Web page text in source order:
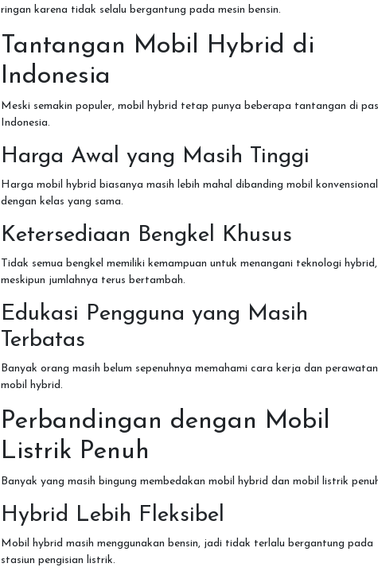
ringan karena tidak selalu bergantung pada mesin bensin.
Tantangan Mobil Hybrid di
Indonesia
Meski semakin populer, mobil hybrid tetap punya beberapa tantangan di
Indonesia.
Harga Awal yang Masih Tinggi
Harga mobil hybrid biasanya masih lebih mahal dibanding mobil konvensional
dengan kelas yang sama.
Ketersediaan Bengkel Khusus
Tidak semua bengkel memiliki kemampuan untuk menangani teknologi hybrid,
meskipun jumlahnya terus bertambah.
Edukasi Pengguna yang Masih
Terbatas
Banyak orang masih belum sepenuhnya memahami cara kerja dan perawatan
mobil hybrid.
Perbandingan dengan Mobil
Listrik Penuh
Banyak yang masih bingung membedakan mobil hybrid dan mobil listrik
Hybrid Lebih Fleksibel
Mobil hybrid masih menggunakan bensin, jadi tidak terlalu bergantung pada
stasiun pengisian listrik.